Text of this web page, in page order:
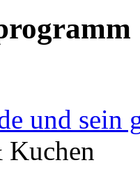
und sein